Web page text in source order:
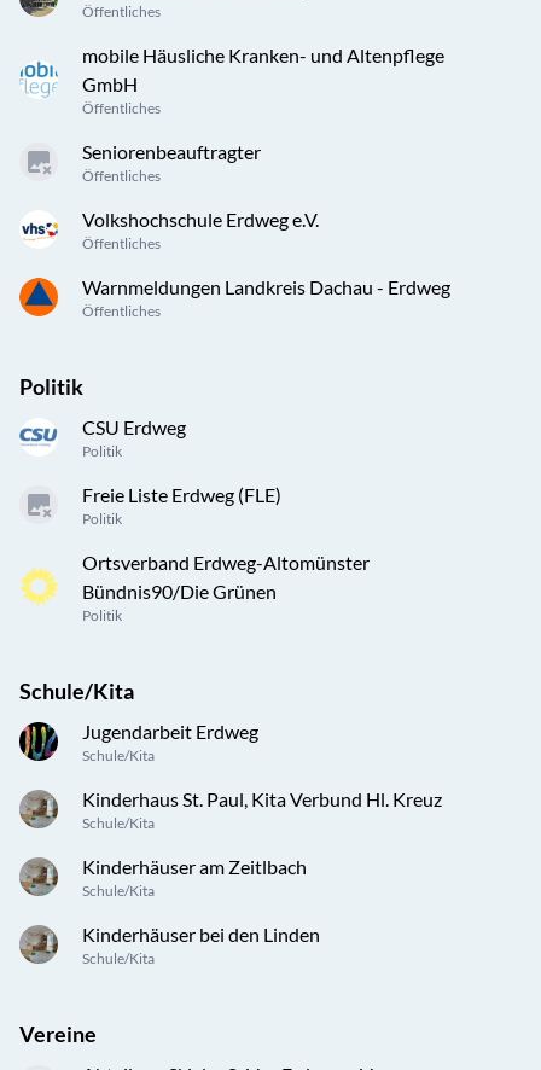
Öffentliches
mobile Häusliche Kranken- und Altenpflege
GmbH
Öffentliches
Seniorenbeauftragter
Öffentliches
Volkshochschule Erdweg e.V.
Öffentliches
Warnmeldungen Landkreis Dachau - Erdweg
Öffentliches
Politik
CSU Erdweg
Politik
Freie Liste Erdweg (FLE)
Politik
Ortsverband Erdweg-Altomünster
Bündnis90/Die Grünen
Politik
Schule/Kita
Jugendarbeit Erdweg
Schule/Kita
Kinderhaus St. Paul, Kita Verbund Hl. Kreuz
Schule/Kita
Kinderhäuser am Zeitlbach
Schule/Kita
Kinderhäuser bei den Linden
Schule/Kita
Vereine